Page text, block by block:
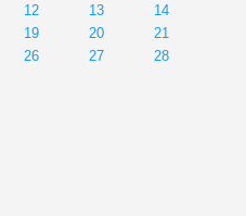
12 13
14
19 20
21
26 27
28